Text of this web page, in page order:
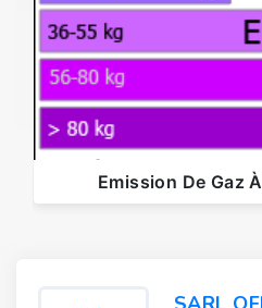
Emission De Gaz